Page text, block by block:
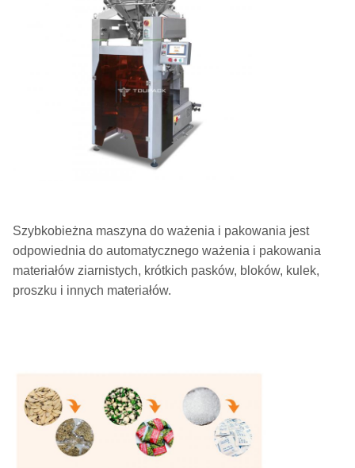
Szybkobieżna maszyna do ważenia i pakowania jest
odpowiednia do automatycznego ważenia i pakowania
materiałów ziarnistych, krótkich pasków, bloków, kulek,
proszku i innych materiałów.